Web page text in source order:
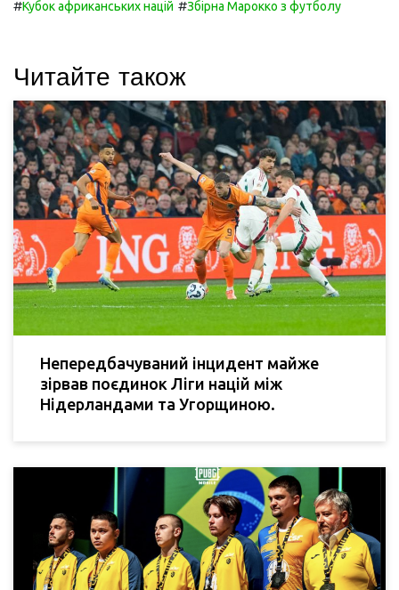
#Кубок африканських націй #Збірна Марокко з футболу
Читайте також
Непередбачуваний інцидент майже
зірвав поєдинок Ліги націй між
Нідерландами та Угорщиною.